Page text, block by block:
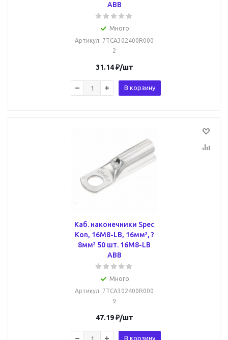
ABB
Много
Артикул: 7TCA302400R000
2
31.14₽/шт
В корзину
Каб. наконечники Spec
Kon, 16M8-LB, 16мм², ?
8мм² 50 шт. 16M8-LB
ABB
Много
Артикул: 7TCA302400R000
9
47.19₽/шт
В корзину